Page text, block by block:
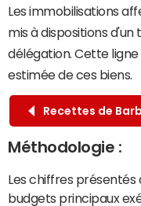
Les immobilisations
mis à dispositions
délégation. Cette
estimée de ces biens.
Recettes de
Méthodologie :
Les chiffres présentés
budgets principaux